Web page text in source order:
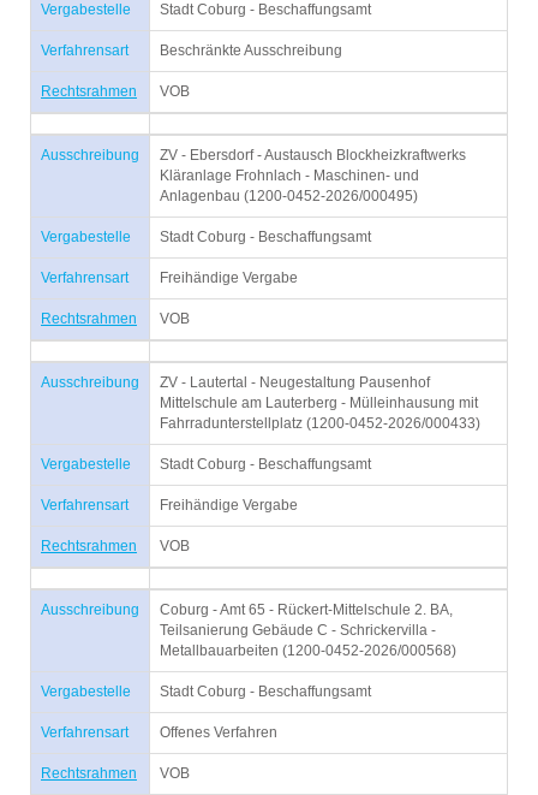
Vergabestelle Stadt Coburg - Beschaffungsamt
Verfahrensart Beschränkte Ausschreibung
Rechtsrahmen VOB
Ausschreibung
ZV - Ebersdorf - Austausch Blockheizkraftwerks
Kläranlage Frohnlach - Maschinen- und
Anlagenbau (1200-0452-2026/000495)
Vergabestelle Stadt Coburg - Beschaffungsamt
Verfahrensart Freihändige Vergabe
Rechtsrahmen VOB
Ausschreibung
ZV - Lautertal - Neugestaltung Pausenhof
Mittelschule am Lauterberg - Mülleinhausung mit
Fahrradunterstellplatz (1200-0452-2026/000433)
Vergabestelle Stadt Coburg - Beschaffungsamt
Verfahrensart Freihändige Vergabe
Rechtsrahmen VOB
Ausschreibung
Coburg - Amt 65 - Rückert-Mittelschule 2. BA,
Teilsanierung Gebäude C - Schrickervilla -
Metallbauarbeiten (1200-0452-2026/000568)
Vergabestelle Stadt Coburg - Beschaffungsamt
Verfahrensart Offenes Verfahren
Rechtsrahmen VOB